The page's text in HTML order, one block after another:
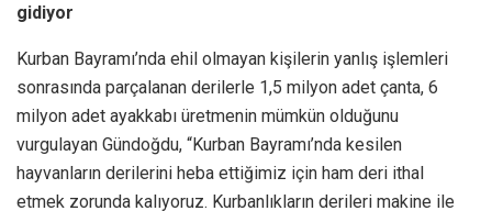
gidiyor
Kurban Bayramı’nda ehil olmayan kişilerin yanlış işlemleri
sonrasında parçalanan derilerle 1,5 milyon adet çanta, 6
milyon adet ayakkabı üretmenin mümkün olduğunu
vurgulayan Gündoğdu, “Kurban Bayramı’nda kesilen
hayvanların derilerini heba ettiğimiz için ham deri ithal
etmek zorunda kalıyoruz. Kurbanlıkların derileri makine ile